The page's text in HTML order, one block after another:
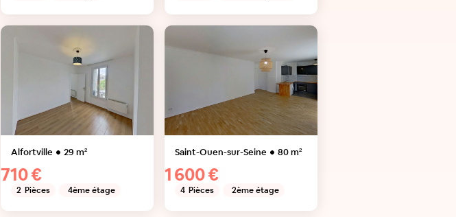
Alfortville 29 m²
710 €
2 Pièces 4ème étage
Saint-Ouen-sur-Seine 80m²
1 600 €
4 Pièces 2ème étage